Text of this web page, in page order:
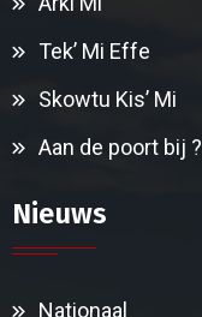
Tek’ Mi Effe
Skowtu Kis’ Mi
Aan de poort bij ?
Nieuws
Nationaal